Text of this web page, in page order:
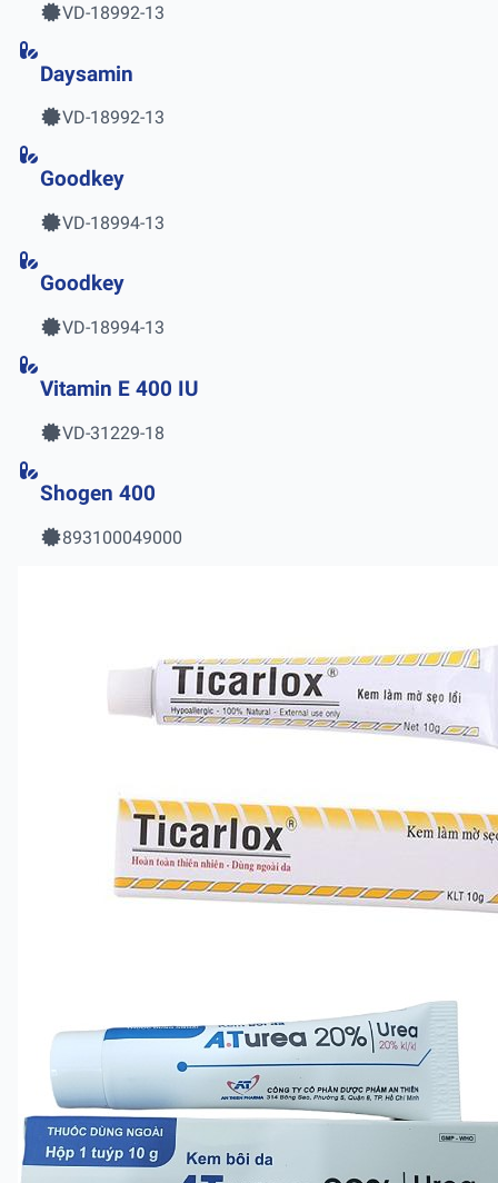
VD-18992-13
Daysamin
VD-18992-13
Goodkey
VD-18994-13
Goodkey
VD-18994-13
Vitamin E 400 IU
VD-31229-18
Shogen 400
893100049000